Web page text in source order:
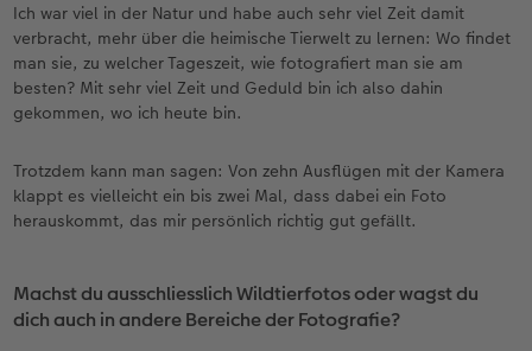
Ich war viel in der Natur und habe auch sehr viel Zeit damit
verbracht, mehr über die heimische Tierwelt zu lernen: Wo findet
man sie, zu welcher Tageszeit, wie fotografiert man sie am
besten? Mit sehr viel Zeit und Geduld bin ich also dahin
gekommen, wo ich heute bin.
Trotzdem kann man sagen: Von zehn Ausflügen mit der Kamera
klappt es vielleicht ein bis zwei Mal, dass dabei ein Foto
herauskommt, das mir persönlich richtig gut gefällt.
Machst du ausschliesslich Wildtierfotos oder wagst du
dich auch in andere Bereiche der Fotografie?